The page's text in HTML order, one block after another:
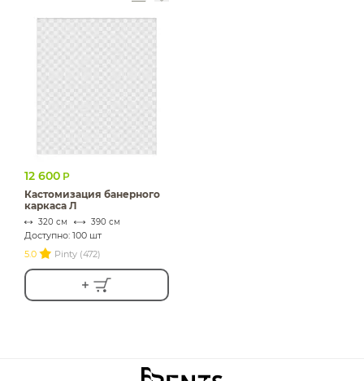
12 600 Р
Кастомизация банерного
каркаса Л
320 см 390 см
Доступно: 100 шт
5.0
Pinty (472)